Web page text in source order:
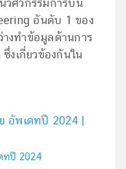
วิศวกรรมการบิน
อันดับ 1 ของ
งทำข้อมูลด้านการ
งเกี่ยวข้องกันใน
ทปี 2024